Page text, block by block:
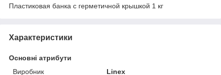
Пластиковая банка с герметичной крышкой 1 кг
Характеристики
Основні атрибути
Виробник
Linex